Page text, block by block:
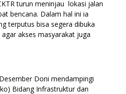
turun meninjau lokasi jalan
bencana. Dalam hal ini ia
terputus bisa segera dibuka
akses masyarakat juga
Doni mendampingi
Bidang Infrastruktur dan